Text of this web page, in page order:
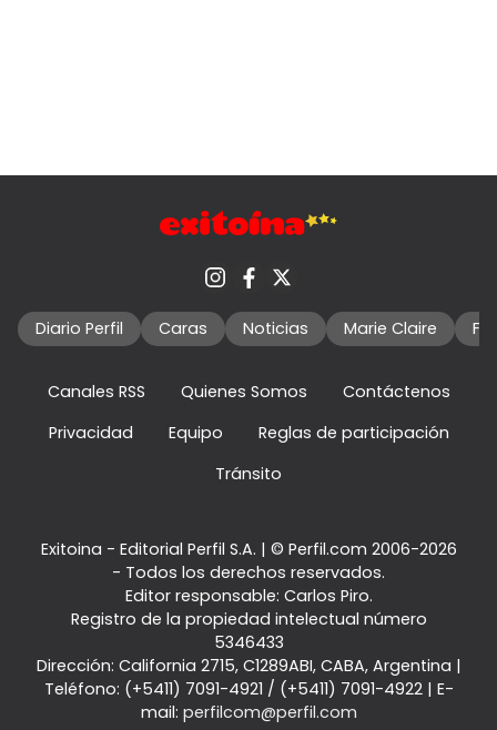
Diario Perfil Caras Noticias Marie Claire
Canales RSS Quienes Somos
Contáctenos
Privacidad
Equipo
Reglas de participación
Tránsito
Exitoina - Editorial Perfil S.A. | © Perfil.com 2006-2026
- Todos los derechos reservados.
Editor responsable: Carlos Piro.
Registro de la propiedad intelectual número
5346433
Dirección: California 2715, C1289ABI, CABA, Argentina |
Teléfono: (+5411) 7091-4921 / (+5411) 7091-4922| E-
mail: perfilcom@perfil.com